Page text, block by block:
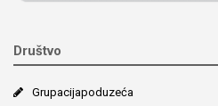
Društvo
Grupacija­poduzeća